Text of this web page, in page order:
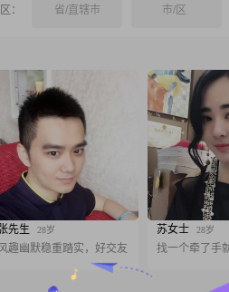
： 省/直辖市 市/区
先生 28岁
趣幽默稳重踏实，好交友
苏女士 28岁
找一个牵了手